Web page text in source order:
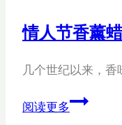
味
情人节香薰
几个世纪以来，
阅读更多情